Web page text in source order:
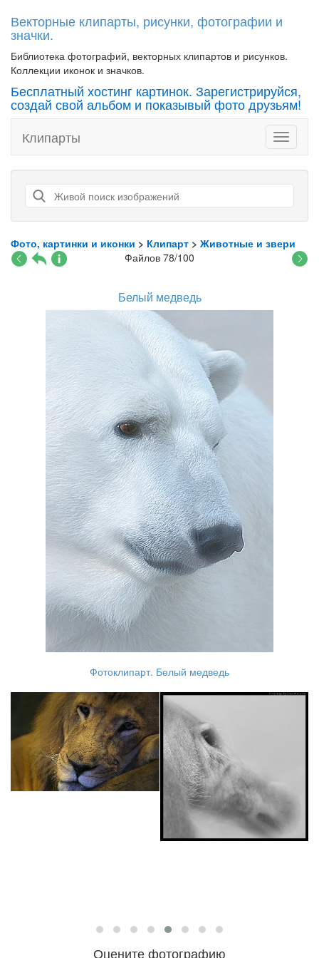
Векторные клипарты, рисунки, фотографии и
значки.
Библиотека фотографий, векторных клипартов и рисунков.
Коллекции иконок и значков.
Бесплатный хостинг картинок. Зарегистрируйся,
создай свой альбом и показывый фото друзьям!
Toggle
Клипарты
Фото, картинки и иконки > Клипарт > Животные и звери
Файлов 78/100
Белый медведь
Фотоклипарт. Белый медведь
Оцените фотографию